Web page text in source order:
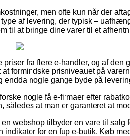
men ofte kun når der
af levering, der typisk –
til at bringe dine varer til et
fra flere e-handler, og af den
formindske prisniveauet på
nogle gange byde på
nogle få e-firmaer efter
således at man er garanteret at
webshop tilbyder en vare til salg
for en fup e-butik. Køb